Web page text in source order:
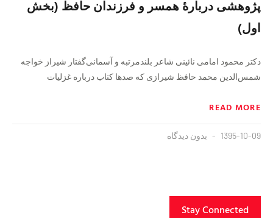
پژوهشی دربارهٔ همسر و فرزندان حافظ (بخش
اول)
دکتر محمود امامی نائینی شاعر بلندمرتبه و آسمانی‌گفتار شیراز خواجه
شمس‌الدین محمد حافظ شیرازی که صد‌ها کتاب درباره غزلیات
READ MORE
1395-10-09 بدون دیدگاه
Stay Connected